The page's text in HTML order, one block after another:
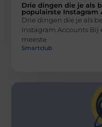
Drie dingen die je als
populairste Instagram
Drie dingen die je als
Instagram Accounts
meeste
Smartclub